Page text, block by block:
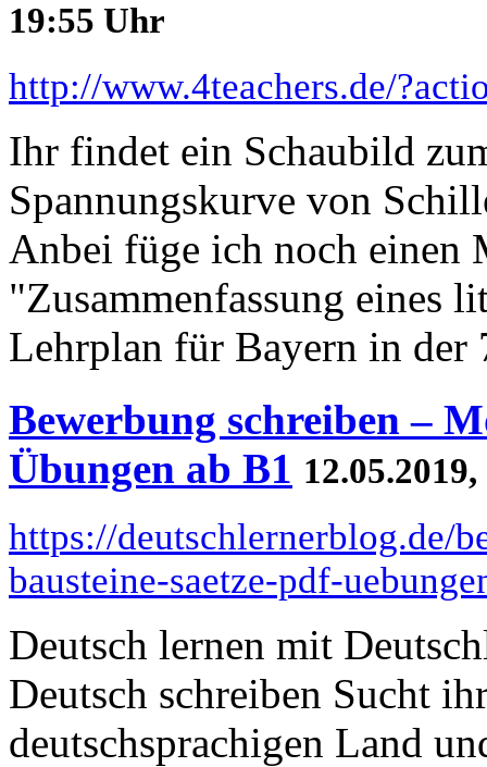
19:55 Uhr
http://www.4teachers.de/
Ihr findet ein Schaubild
Spannungskurve von
Anbei füge ich noch einen
"Zusammenfassung eines
Lehrplan für Bayern in der
Bewerbung schreiben –
Übungen ab B1
https://deutschlernerblog.de/
bausteine-saetze-pdf-
Deutsch lernen mit
Deutsch schreiben Sucht
deutschsprachigen Land